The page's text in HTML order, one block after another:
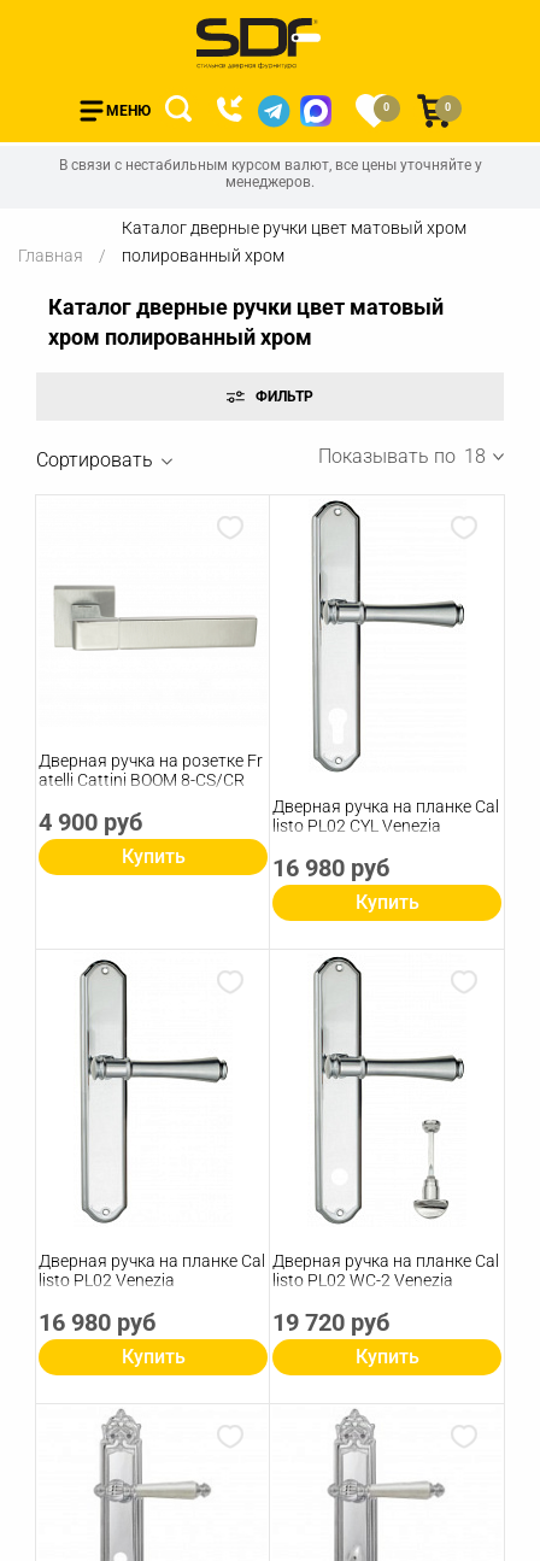
МЕНЮ 0 0
В связи с нестабильным курсом валют, все цены уточняйте у
менеджеров.
Главная
Каталог дверные ручки цвет матовый хром
полированный хром
Каталог дверные ручки цвет матовый
хром полированный хром
Сортировать Показывать по 18
Дверная ручка на розетке Fr
atelli Cattini BOOM 8-CS/CR
4 900 руб
Купить
Дверная ручка на планке Cal
listo PL02 CYL Venezia
16 980 руб
Купить
Дверная ручка на планке Cal
listo PL02 Venezia
16 980 руб
Купить
Дверная ручка на планке Cal
listo PL02 WC-2 Venezia
19 720 руб
Купить